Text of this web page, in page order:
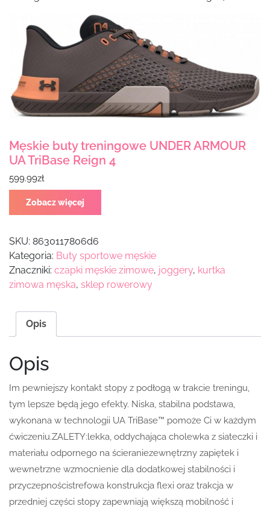
Męskie buty treningowe UNDER ARMOUR
UA TriBase Reign 4
599.99zł
Zobacz więcej
SKU: 8630117806d6
Kategoria: Buty sportowe męskie
Znaczniki: czapki męskie zimowe, joggery, kurtka
zimowa męska, sklep rowerowy
Opis
Opis
Im pewniejszy kontakt stopy z podłogą w trakcie treningu,
tym lepsze będą jego efekty. Niska, stabilna podstawa,
wykonana w technologii UA TriBase™ pomoże Ci w każdym
ćwiczeniu.ZALETY:lekka, oddychająca cholewka z siateczki i
materiału odpornego na ścieraniezewnętrzny zapiętek i
wewnetrzne wzmocnienie dla dodatkowej stabilności i
przyczepnościstrefowa konstrukcja flexi oraz trakcja w
przedniej części stopy zapewniają większą mobilność i